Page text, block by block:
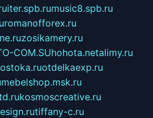
music8.spb.ru
romanofforex.ru
zosikamery.ru
COM.SUhohota.netalimy.ru
otdelkaexp.ru
mebelshop.msk.ru
kosmoscreative.ru
tiffany-c.ru